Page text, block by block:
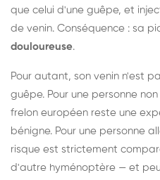
que celui d'une guêpe, et
de venin. Conséquence : sa
douloureuse.
Pour autant, son venin n'est
guêpe. Pour une personne
frelon européen reste une
bénigne. Pour une personne
risque est strictement
d'autre hyménoptère — et